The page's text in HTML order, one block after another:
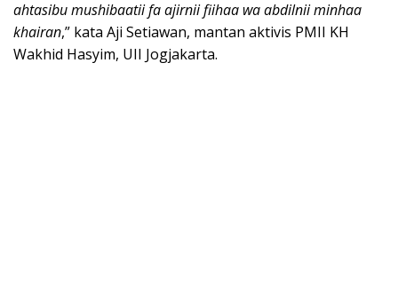
ahtasibu mushibaatii fa ajirnii fiihaa wa abdilnii minhaa
khairan,” kata Aji Setiawan, mantan aktivis PMII KH
Wakhid Hasyim, UII Jogjakarta.